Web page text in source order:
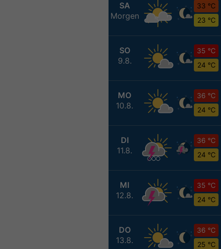
SA
Morgen
33 °C
23 °C
SO
9.8.
35 °C
24 °C
MO
10.8.
36 °C
24 °C
DI
11.8.
36 °C
24 °C
MI
12.8.
35 °C
24 °C
DO
13.8.
36 °C
25 °C